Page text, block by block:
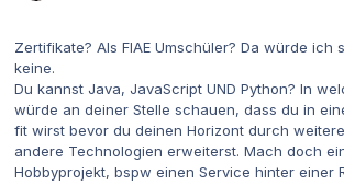
Zertifikate? Als FIAE Umschüler? Da würde ich
keine.
Du kannst Java, JavaScript UND Python? In
würde an deiner Stelle schauen, dass du in
fit wirst bevor du deinen Horizont durch
andere Technologien erweiterst. Mach doch
Hobbyprojekt, bspw einen Service hinter einer